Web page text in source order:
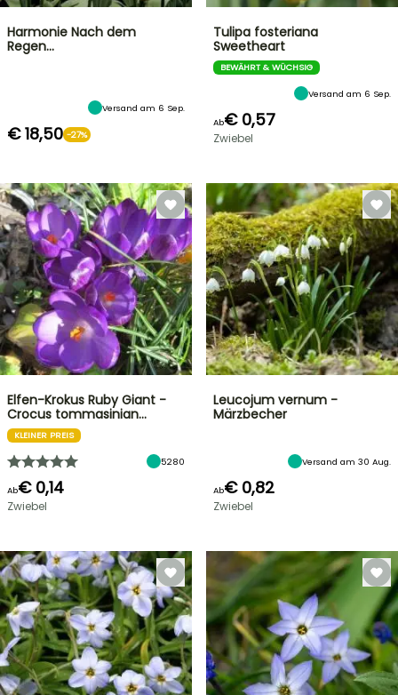
Harmonie Nach dem
Regen...
Versand am 6 Sep.
€ 18,50 -27%
Tulipa fosteriana
Sweetheart
BEWÄHRT & WÜCHSIG
Versand am 6 Sep.
Ab€ 0,57
Zwiebel
Elfen-Krokus Ruby Giant -
Crocus tommasinian…
KLEINER PREIS
5280
Ab€ 0,14
Zwiebel
Leucojum vernum -
Märzbecher
Versand am 30 Aug.
Ab€ 0,82
Zwiebel